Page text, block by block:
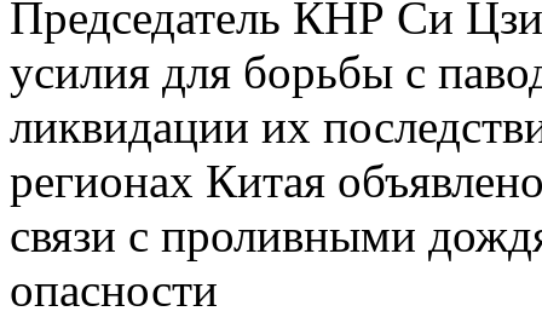
Председатель КНР Си
усилия для борьбы с
ликвидации их
регионах Китая
связи с проливными
опасности